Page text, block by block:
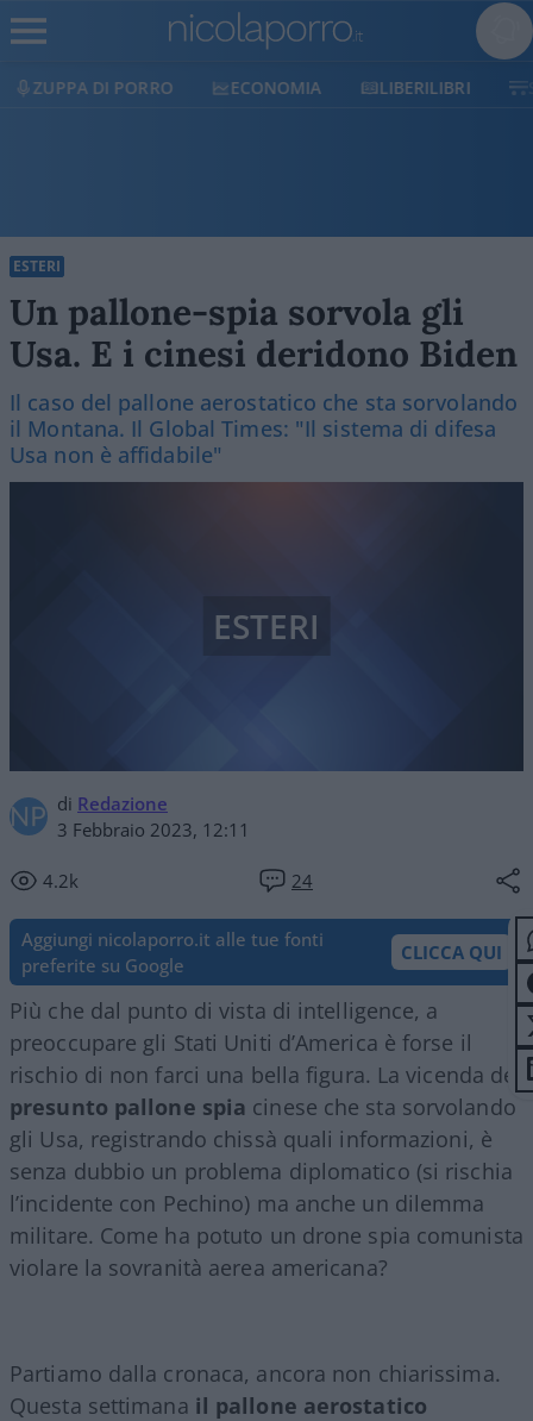
ECONOMIA LIBERILIBRI SHOP SOSTIENICI
ESTERI
Un pallone-spia sorvola gli
Usa. E i cinesi deridono Biden
Il caso del pallone aerostatico che sta sorvolando
il Montana. Il Global Times: "Il sistema di difesa
Usa non è affidabile"
di Redazione
3 Febbraio 2023, 12:11
4.2k 24
ESTERI
Aggiungi nicolaporro.it alle tue fonti
preferite su Google
CLICCA QUI
Più che dal punto di vista di intelligence, a
preoccupare gli Stati Uniti d’America è forse il
rischio di non farci una bella figura. La vicenda del
presunto pallone spia cinese che sta sorvolando
gli Usa, registrando chissà quali informazioni, è
senza dubbio un problema diplomatico (si rischia
l’incidente con Pechino) ma anche un dilemma
militare. Come ha potuto un drone spia comunista
violare la sovranità aerea americana?
Partiamo dalla cronaca, ancora non chiarissima.
Questa settimana il pallone aerostatico